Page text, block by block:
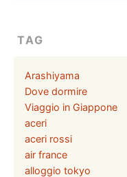
TAG
Arashiyama
Dove dormire
Viaggio in Giappone
aceri
aceri rossi
air france
alloggio tokyo